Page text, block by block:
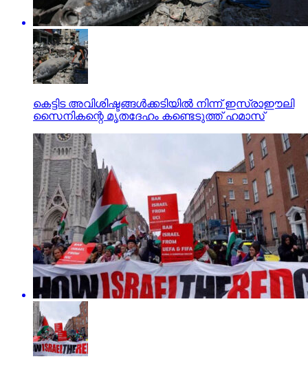
കെട്ടിട അവിശിഷ്ടങ്ങള്‍ക്കടിയില്‍ നിന്ന് ഇസ്രാഈലി
സൈനികന്റെ മൃതദേഹം കണ്ടെടുത്ത് ഹമാസ്